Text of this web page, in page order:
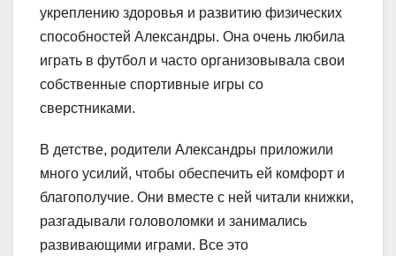
укреплению здоровья и развитию физических
способностей Александры. Она очень любила
играть в футбол и часто организовывала свои
собственные спортивные игры со
сверстниками.
В детстве, родители Александры приложили
много усилий, чтобы обеспечить ей комфорт и
благополучие. Они вместе с ней читали книжки,
разгадывали головоломки и занимались
развивающими играми. Все это